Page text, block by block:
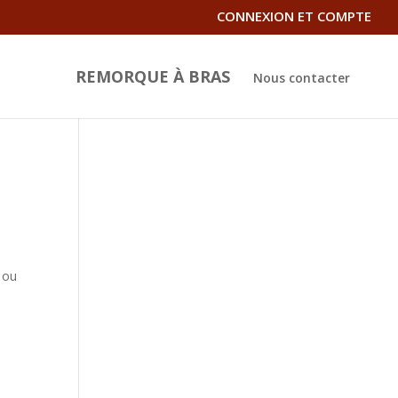
CONNEXION ET COMPTE
REMORQUE À BRAS Nous contacter